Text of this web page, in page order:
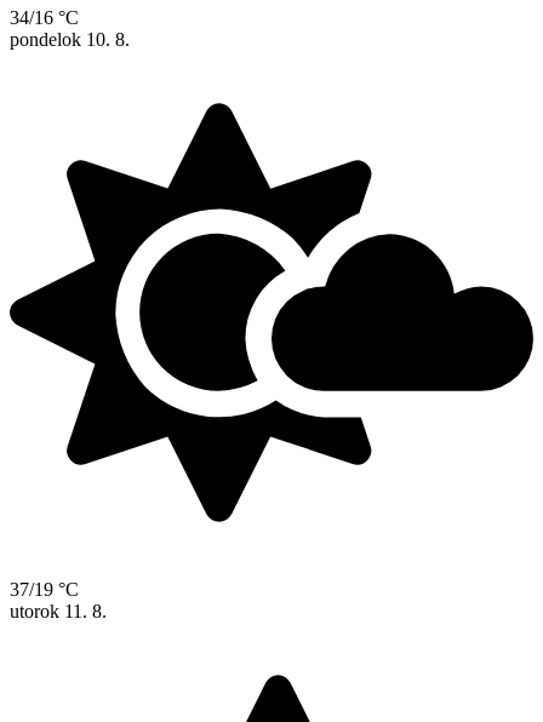
34/16 °C
pondelok 10. 8.
37/19 °C
utorok 11. 8.